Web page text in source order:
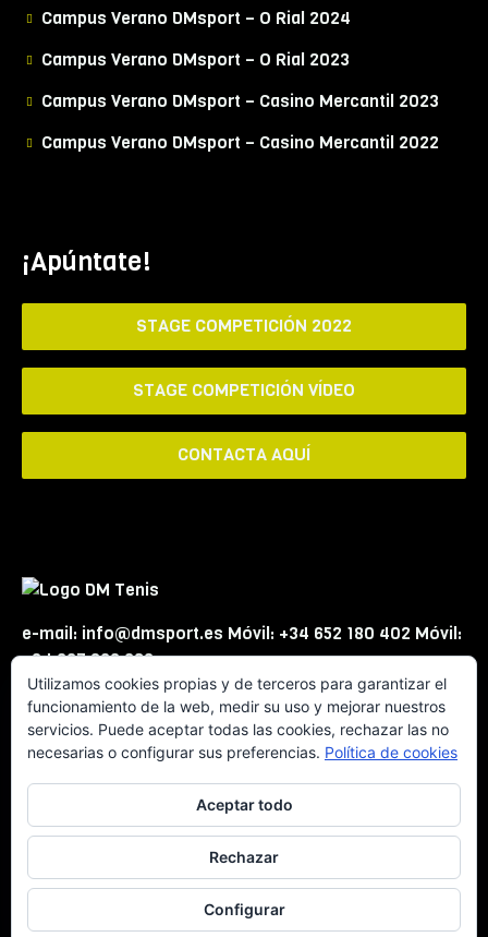
Campus Verano DMsport – O Rial 2024
Campus Verano DMsport – O Rial 2023
Campus Verano DMsport – Casino Mercantil 2023
Campus Verano DMsport – Casino Mercantil 2022
¡Apúntate!
STAGE COMPETICIÓN 2022
STAGE COMPETICIÓN VÍDEO
CONTACTA AQUÍ
e-mail: info@dmsport.es Móvil: +34 652 180 402 Móvil:
+34 667 863 623
© DMSport -Aviso Legal
Utilizamos cookies propias y de terceros para garantizar el
funcionamiento de la web, medir su uso y mejorar nuestros
servicios. Puede aceptar todas las cookies, rechazar las no
necesarias o configurar sus preferencias. Política de cookies
Aceptar todo
Rechazar
Configurar